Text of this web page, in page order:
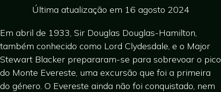
Última atualização em 16 agosto 2024
Em abril de 1933, Sir Douglas Douglas-Hamilton,
também conhecido como Lord Clydesdale, e o Major
Stewart Blacker prepararam-se para sobrevoar o pico
do Monte Evereste, uma excursão que foi a primeira
do género. O Evereste ainda não foi conquistado, nem